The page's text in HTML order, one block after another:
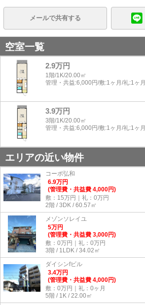
メールで共有する
空室一覧
2.9万円
1階/1K/20.00㎡
管理・共益:6,000円/敷:1ヶ月/礼:1ヶ月
3.9万円
3階/1K/20.00㎡
管理・共益:6,000円/敷:1ヶ月/礼:1ヶ月
エリアの近い物件
コーポ弘和
6.9万円
(管理費・共益費 4,000円)
敷：15万円｜礼：0万円
2階 / 3DK / 60.57㎡
メゾンソレイユ
5万円
(管理費・共益費 3,000円)
敷：0万円｜礼：0万円
3階 / 1LDK / 34.02㎡
ダイシンfビル
3.4万円
(管理費・共益費 4,000円)
敷：0万円｜礼：0ヶ月
5階 / 1K / 22.00㎡